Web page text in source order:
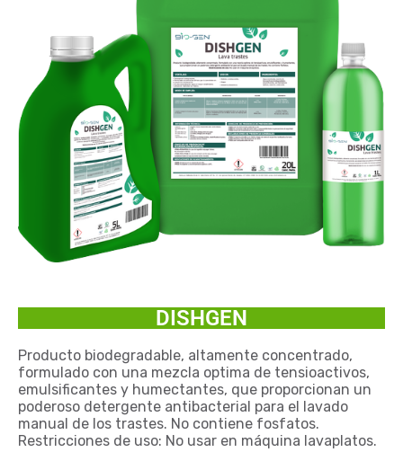
DISHGEN
Producto biodegradable, altamente concentrado,
formulado con una mezcla optima de tensioactivos,
emulsificantes y humectantes, que proporcionan un
poderoso detergente antibacterial para el lavado
manual de los trastes. No contiene fosfatos.
Restricciones de uso: No usar en máquina lavaplatos.